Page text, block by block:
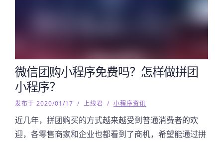
微信团购小程序免费吗？怎样做拼团
小程序？
发布于 2020/01/17 / 上线君 / 小程序资讯
近几年，拼团购买的方式越来越受到普通消费者的欢
迎，各零售商家和企业也都看到了商机，希望能通过拼